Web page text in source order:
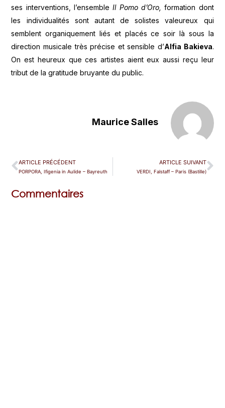
ses interventions, l’ensembleIl Pomo d’Oro,formation dont
les individualités sont autant de solistes valeureux qui
semblent organiquement liés et placés ce soir là sous la
direction musicale très précise et sensible d’Alfia Bakieva.
On est heureux que ces artistes aient eux aussi reçu leur
tribut de la gratitude bruyante du public.
Maurice Salles
ARTICLE PRÉCÉDENT
PORPORA, Ifigenia in Aulide – Bayreuth
ARTICLE SUIVANT
VERDI, Falstaff – Paris (Bastille)
Commentaires